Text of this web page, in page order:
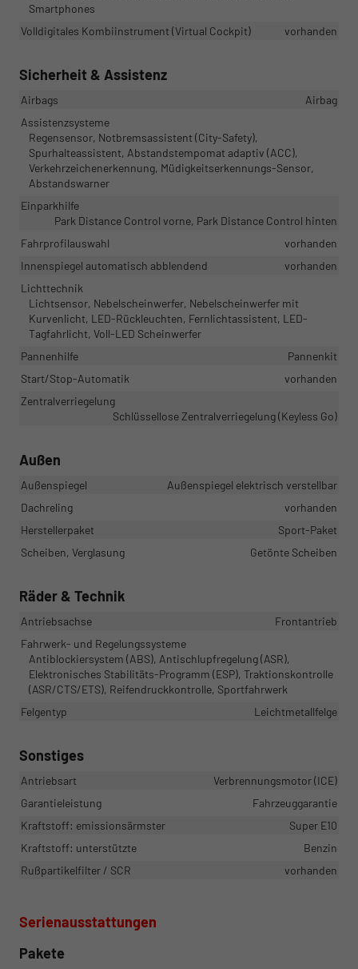
Smartphones
Volldigitales Kombiinstrument (Virtual Cockpit)
vorhanden
Sicherheit & Assistenz
Airbags
Airbag
Assistenzsysteme
Regensensor, Notbremsassistent (City-Safety),
Spurhalteassistent, Abstandstempomat adaptiv (ACC),
Verkehrzeichenerkennung, Müdigkeitserkennungs-Sensor,
Abstandswarner
Einparkhilfe
Park Distance Control vorne, Park Distance Control hinten
Fahrprofilauswahl
vorhanden
Innenspiegel automatisch abblendend
vorhanden
Lichttechnik
Lichtsensor, Nebelscheinwerfer, Nebelscheinwerfer mit
Kurvenlicht, LED-Rückleuchten, Fernlichtassistent, LED-
Tagfahrlicht, Voll-LED Scheinwerfer
Pannenhilfe
Pannenkit
Start/Stop-Automatik
vorhanden
Zentralverriegelung
Schlüssellose Zentralverriegelung (Keyless Go)
Außen
Außenspiegel
Außenspiegel elektrisch verstellbar
Dachreling
vorhanden
Herstellerpaket
Sport-Paket
Scheiben, Verglasung
Getönte Scheiben
Räder & Technik
Antriebsachse
Frontantrieb
Fahrwerk- und Regelungssysteme
Antiblockiersystem (ABS), Antischlupfregelung (ASR),
Elektronisches Stabilitäts-Programm (ESP), Traktionskontrolle
(ASR/CTS/ETS), Reifendruckkontrolle, Sportfahrwerk
Felgentyp
Leichtmetallfelge
Sonstiges
Antriebsart
Verbrennungsmotor (ICE)
Garantieleistung
Fahrzeuggarantie
Kraftstoff: emissionsärmster
Super E10
Kraftstoff: unterstützte
Benzin
Rußpartikelfilter / SCR
vorhanden
Serienausstattungen
Pakete